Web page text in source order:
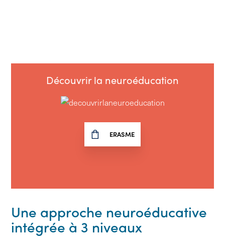
Découvrir la neuroéducation
ERASME
Une approche neuroéducative
intégrée à 3 niveaux